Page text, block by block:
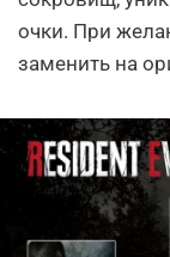
очки. При
заменить на